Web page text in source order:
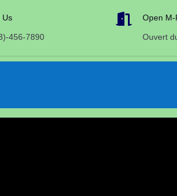
Us
456-7890
 Open
Ouvert